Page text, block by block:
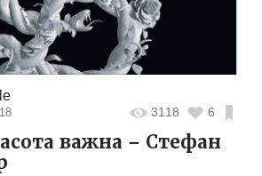
3118 6
важна – Стефан